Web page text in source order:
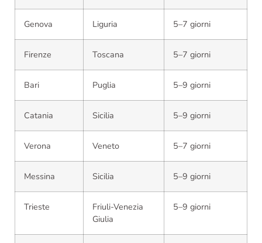
Genova Liguria 5–7 giorni
Firenze Toscana 5–7 giorni
Bari Puglia 5–9 giorni
Catania Sicilia 5–9 giorni
Verona Veneto 5–7 giorni
Messina Sicilia 5–9 giorni
Trieste
Friuli-Venezia
Giulia
5–9 giorni